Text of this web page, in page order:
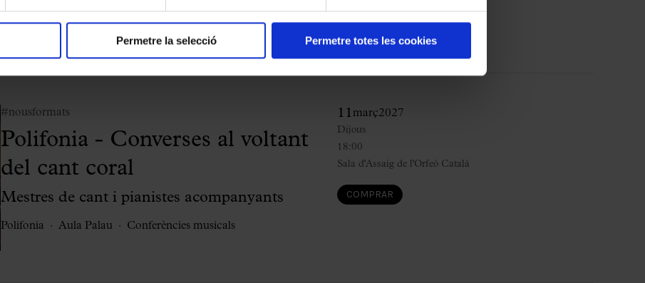
Permetre la selecció Permetre totes les cookies
Conferències musicals Aula Palau
#nousformats
Polifonia - Converses al voltant
del cant coral
Mestres de cant i pianistes acompanyants
Polifonia Aula Palau Conferències musicals
11 març2027
18:00
Dijous
Sala d'Assaig de l'Orfeó Català
COMPRAR